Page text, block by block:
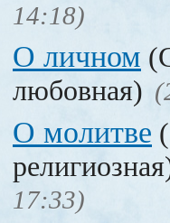
14:18)
О личном
любовная)
О молитве
17:33)